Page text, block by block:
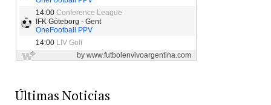
Últimas Noticias